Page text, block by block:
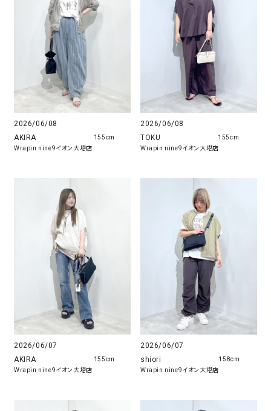
2026/06/08
AKIRA
Wrapin nine9イオン大塔店
155cm
2026/06/08
TOKU
Wrapin nine9イオン大塔店
155cm
2026/06/07
AKIRA
Wrapin nine9イオン大塔店
155cm
2026/06/07
shiori
Wrapin nine9イオン大塔店
158cm